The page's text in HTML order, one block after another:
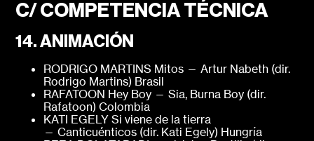
C/ COMPETENCIA TÉCNICA
14. ANIMACIÓN
RODRIGO MARTINS Mitos — Artur Nabeth (dir.
Rodrigo Martins) Brasil
RAFATOON Hey Boy — Sia, Burna Boy (dir.
Rafatoon) Colombia
KATI EGELY Si viene de la tierra
— Canticuénticos (dir. Kati Egely) Hungría